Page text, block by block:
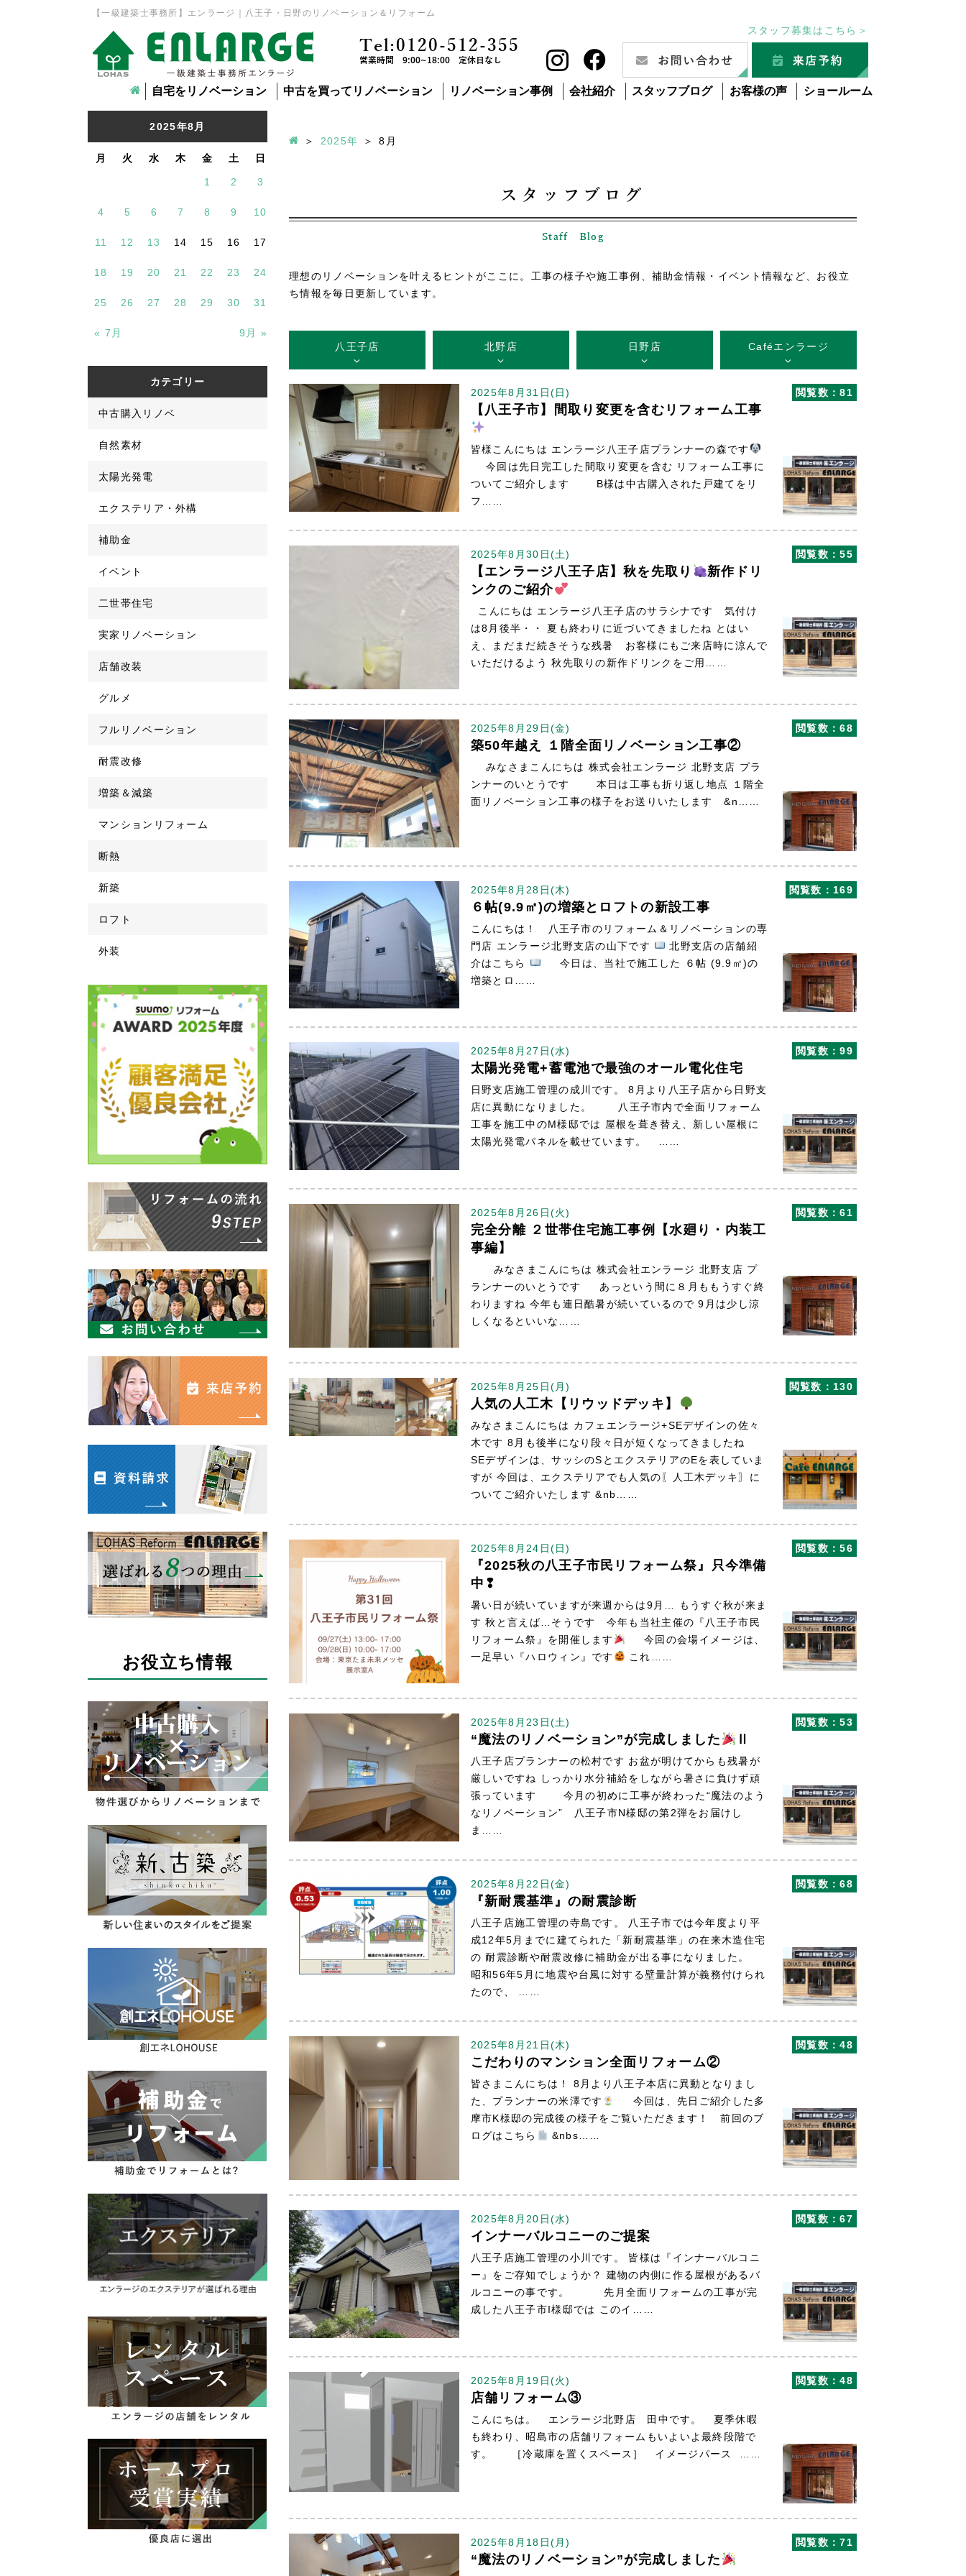
【一級建築士事務所】エンラージ｜八王子・日野のリノベーション＆リフォーム
スタッフ募集はこちら＞
Tel:0120-512-355
営業時間 9:00~18:00 定休日なし
自宅をリノベーション 中古を買ってリノベーション リノベーション事例 会社紹介 スタッフブログ お客様の声 ショールーム
2025年8月
月 火 水 木 金 土 日
« 7月 9月 »
1 2 3
4 5 6 7 8 9 10
11 12 13 14 15 16 17
18 19 20 21 22 23 24
25 26 27 28 29 30 31
カテゴリー
中古購入リノベ
自然素材
太陽光発電
エクステリア・外構
補助金
イベント
二世帯住宅
実家リノベーション
店舗改装
グルメ
フルリノベーション
耐震改修
増築＆減築
マンションリフォーム
断熱
新築
ロフト
外装
お役立ち情報
2025年 8 月
スタッフブログ
Staff Blog
理想のリノベーションを叶えるヒントがここに。工事の様子や施工事例、補助金情報・イベント情報など、お役立
ち情報を毎日更新しています。
八王子店 北野店 日野店 Caféエンラージ
閲覧数：81
2025年8月31日(日)
【八王子市】間取り変更を含むリフォーム工事
皆様こんにちは エンラージ八王子店プランナーの森です
今回は先日完工した間取り変更を含む リフォーム工事に
ついてご紹介します B様は中古購入された戸建てをリ
フ……
閲覧数：55
2025年8月30日(土)
【エンラージ八王子店】秋を先取り
新作ドリ
ンクのご紹介
こんにちは エンラージ八王子店のサラシナです 気付け
は8月後半・・ 夏も終わりに近づいてきましたね とはい
え、まだまだ続きそうな残暑 お客様にもご来店時に涼んで
いただけるよう 秋先取りの新作ドリンクをご用……
閲覧数：68
2025年8月29日(金)
築50年越え １階全面リノベーション工事②
みなさまこんにちは 株式会社エンラージ 北野支店 プラ
ンナーのいとうです 本日は工事も折り返し地点 １階全
面リノベーション工事の様子をお送りいたします &n……
閲覧数：169
2025年8月28日(木)
６帖(9.9㎡)の増築とロフトの新設工事
こんにちは！ 八王子市のリフォーム＆リノベーションの専
門店 エンラージ北野支店の山下です
北野支店の店舗紹
介はこちら
今日は、当社で施工した ６帖 (9.9㎡)の
増築とロ……
閲覧数：99
2025年8月27日(水)
太陽光発電+蓄電池で最強のオール電化住宅
日野支店施工管理の成川です。 8月より八王子店から日野支
店に異動になりました。 八王子市内で全面リフォーム
工事を施工中のM様邸では 屋根を葺き替え、新しい屋根に
太陽光発電パネルを載せています。 ……
閲覧数：61
2025年8月26日(火)
完全分離 ２世帯住宅施工事例【水廻り・内装工
事編】
みなさまこんにちは 株式会社エンラージ 北野支店 プ
ランナーのいとうです あっという間に８月ももうすぐ終
わりますね 今年も連日酷暑が続いているので 9月は少し涼
しくなるといいな……
閲覧数：130
2025年8月25日(月)
人気の人工木【リウッドデッキ】
みなさまこんにちは カフェエンラージ+SEデザインの佐々
木です 8月も後半になり段々日が短くなってきましたね
SEデザインは、サッシのSとエクステリアのEを表していま
すが 今回は、エクステリアでも人気の〖人工木デッキ〗に
ついてご紹介いたします &nb……
閲覧数：56
2025年8月24日(日)
『2025秋の八王子市民リフォーム祭』只今準備
中❢
暑い日が続いていますが来週からは9月… もうすぐ秋が来ま
す 秋と言えば…そうです 今年も当社主催の『八王子市民
リフォーム祭』を開催します
今回の会場イメージは、
一足早い『ハロウィン』です
これ……
閲覧数：53
2025年8月23日(土)
“魔法のリノベーション”が完成しました Ⅱ
八王子店プランナーの松村です お盆が明けてからも残暑が
厳しいですね しっかり水分補給をしながら暑さに負けず頑
張っています 今月の初めに工事が終わった“魔法のよう
なリノベーション” 八王子市N様邸の第2弾をお届けし
ま……
閲覧数：68
2025年8月22日(金)
『新耐震基準』の耐震診断
八王子店施工管理の寺島です。 八王子市では今年度より平
成12年5月までに建てられた「新耐震基準」の在来木造住宅
の 耐震診断や耐震改修に補助金が出る事になりました。
昭和56年5月に地震や台風に対する壁量計算が義務付けられ
たので、 ……
閲覧数：48
2025年8月21日(木)
こだわりのマンション全面リフォーム②
皆さまこんにちは！ 8月より八王子本店に異動となりまし
た、プランナーの米澤です
今回は、先日ご紹介した多
摩市K様邸の完成後の様子をご覧いただきます！ 前回のブ
ログはこちら
&nbs……
閲覧数：67
2025年8月20日(水)
インナーバルコニーのご提案
八王子店施工管理の小川です。 皆様は『インナーバルコニ
ー』をご存知でしょうか？ 建物の内側に作る屋根があるバ
ルコニーの事です。 先月全面リフォームの工事が完
成した八王子市I様邸では このイ……
閲覧数：48
2025年8月19日(火)
店舗リフォーム③
こんにちは。 エンラージ北野店 田中です。 夏季休暇
も終わり、昭島市の店舗リフォームもいよいよ最終段階で
す。 ［冷蔵庫を置くスペース］ イメージパース ……
閲覧数：71
2025年8月18日(月)
“魔法のリノベーション”が完成しました